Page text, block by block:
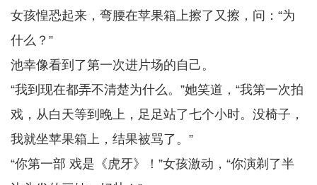
女孩惶恐起来，弯腰在苹果箱上擦了又擦，问：“为
什么？”
池幸像看到了第一次进片场的自己。
“我到现在都弄不清楚为什么。”她笑道，“我第一次拍
戏，从白天等到晚上，足足站了七个小时。没椅子，
我就坐苹果箱上，结果被骂了。”
“你第一部 戏是《虎牙》！”女孩激动，“你演剃了半